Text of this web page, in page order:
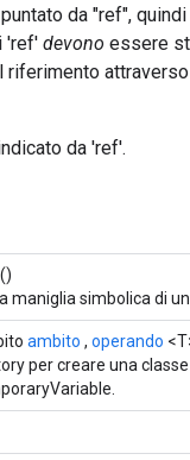
da "ref",
'ref' devono essere
da 'ref'.
()
maniglia simbolica di
ambito , operando
per creare una